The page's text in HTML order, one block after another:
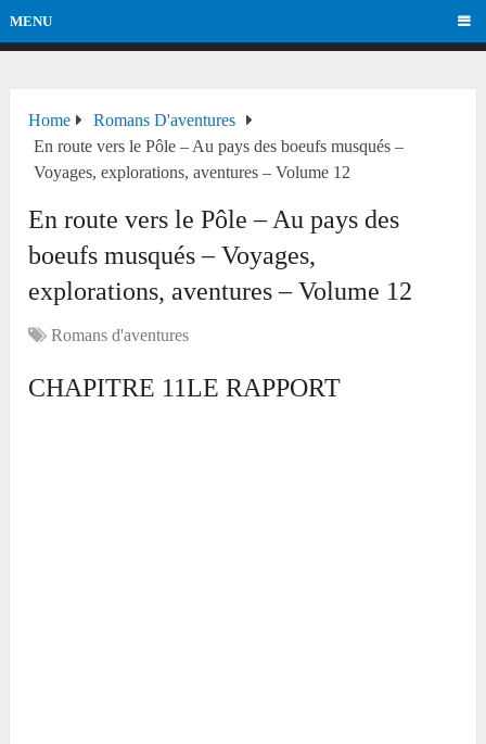
MENU
Home
Romans D'aventures
En route vers le Pôle – Au pays des boeufs musqués –
Voyages, explorations, aventures – Volume 12
En route vers le Pôle – Au pays des
boeufs musqués – Voyages,
explorations, aventures – Volume 12
Romans d'aventures
CHAPITRE 11LE RAPPORT